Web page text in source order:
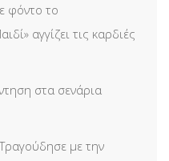
φόντο το
αγγίζει τις καρδιές
στα σενάρια
με την